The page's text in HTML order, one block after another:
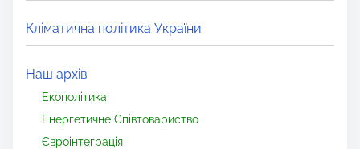
Кліматична політика України
Наш архів
Екополітика
Енергетичне Співтовариство
Євроінтеграція